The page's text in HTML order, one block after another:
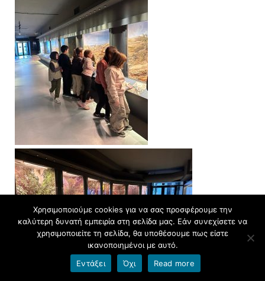
Χρησιμοποιούμε cookies για να σας προσφέρουμε την
καλύτερη δυνατή εμπειρία στη σελίδα μας. Εάν συνεχίσετε να
χρησιμοποιείτε τη σελίδα, θα υποθέσουμε πως είστε
ικανοποιημένοι με αυτό.
Εντάξει
Όχι Read more